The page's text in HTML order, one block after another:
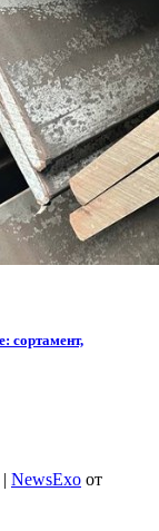
сортамент,
NewsExo от